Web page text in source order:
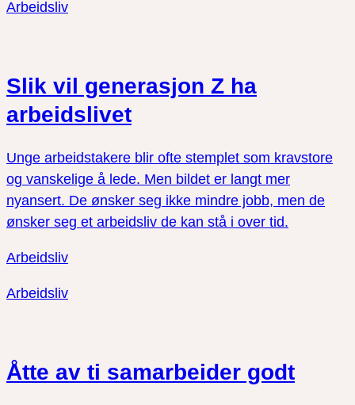
Arbeidsliv
Slik vil generasjon Z ha
arbeidslivet
Unge arbeidstakere blir ofte stemplet som kravstore
og vanskelige å lede. Men bildet er langt mer
nyansert. De ønsker seg ikke mindre jobb, men de
ønsker seg et arbeidsliv de kan stå i over tid.
Arbeidsliv
Arbeidsliv
Åtte av ti samarbeider godt